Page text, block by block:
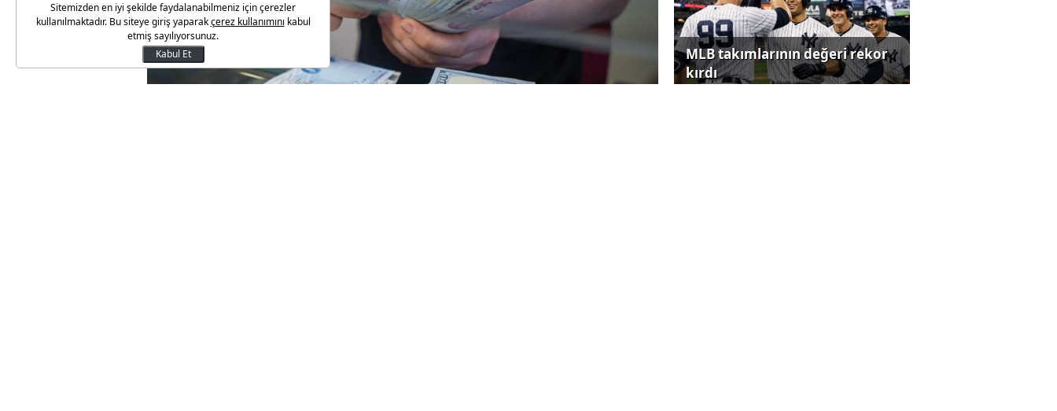
MLB takımlarının değeri rekor
kırdı
Sitemizden en iyi şekilde faydalanabilmeniz için çerezler
kullanılmaktadır. Bu siteye giriş yaparakçerez kullanımını kabul
etmiş sayılıyorsunuz.
Kabul Et